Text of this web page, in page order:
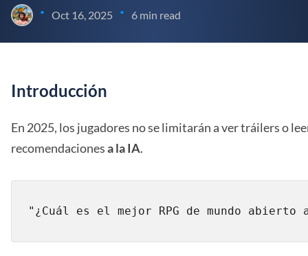
• Oct 16, 2025 • 6 min read
Introducción
En 2025, los jugadores no se limitarán a ver tráilers o
recomendacionesa la IA.